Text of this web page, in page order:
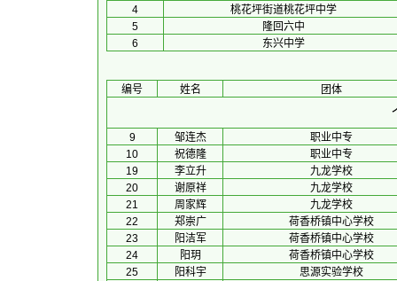
4
桃花坪街道桃花坪中学
5
隆回六中
6
东兴中学
编号 姓名 团体
9 邹连杰
职业中专
10
祝德隆
职业中专
19
李立升
九龙学校
20
谢原祥
九龙学校
21
周家辉
九龙学校
22
郑崇广
荷香桥镇中心学校
23
阳洁军
荷香桥镇中心学校
24
阳玥
荷香桥镇中心学校
25
阳科宇
思源实验学校